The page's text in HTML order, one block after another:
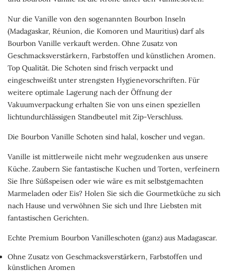
Nur die Vanille von den sogenannten Bourbon Inseln
(Madagaskar, Réunion, die Komoren und Mauritius) darf als
Bourbon Vanille verkauft werden. Ohne Zusatz von
Geschmacksverstärkern, Farbstoffen und künstlichen Aromen.
Top Qualität. Die Schoten sind frisch verpackt und
eingeschweißt unter strengsten Hygienevorschriften. Für
weitere optimale Lagerung nach der Öffnung der
Vakuumverpackung erhalten Sie von uns einen speziellen
lichtundurchlässigen Standbeutel mit Zip-Verschluss.
Die Bourbon Vanille Schoten sind halal, koscher und vegan.
Vanille ist mittlerweile nicht mehr wegzudenken aus unsere
Küche. Zaubern Sie fantastische Kuchen und Torten, verfeinern
Sie Ihre Süßspeisen oder wie wäre es mit selbstgemachten
Marmeladen oder Eis? Holen Sie sich die Gourmetküche zu sich
nach Hause und verwöhnen Sie sich und Ihre Liebsten mit
fantastischen Gerichten.
Echte Premium Bourbon Vanilleschoten (ganz) aus Madagascar.
Ohne Zusatz von Geschmacksverstärkern, Farbstoffen und
künstlichen Aromen